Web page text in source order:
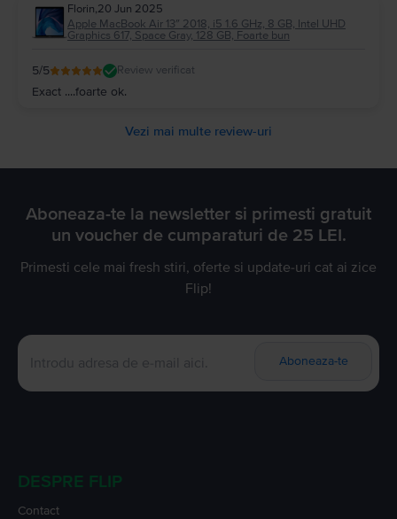
Florin,20 Jun 2025
Apple MacBook Air 13″ 2018, i5 1.6 GHz, 8 GB, Intel UHD
Graphics 617, Space Gray, 128 GB, Foarte bun
5/5 Review verificat
Exact ....foarte ok.
Vezi mai multe review-uri
Aboneaza-te la newsletter si primesti gratuit
un voucher de cumparaturi de 25 LEI.
Primesti cele mai fresh stiri, oferte si update-uri cat ai zice
Flip!
Aboneaza-te
DESPRE FLIP
Contact